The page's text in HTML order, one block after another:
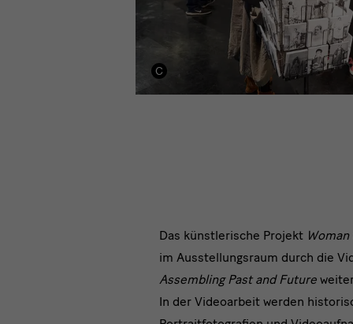
Woman
to
Go
Das künstlerische Projekt
im Ausstellungsraum durch die
Assembling Past and Future
In der Videoarbeit werden